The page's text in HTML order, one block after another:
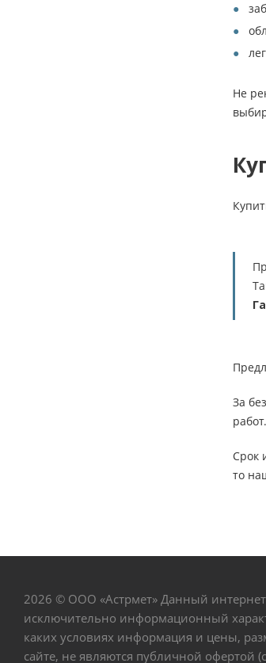
Не
За
работ.
Срок
то
2026 © ООО «Астрмет» Данный
исключительно информационный
каких условиях информация и цены,
сайте, не являются публичной офертой